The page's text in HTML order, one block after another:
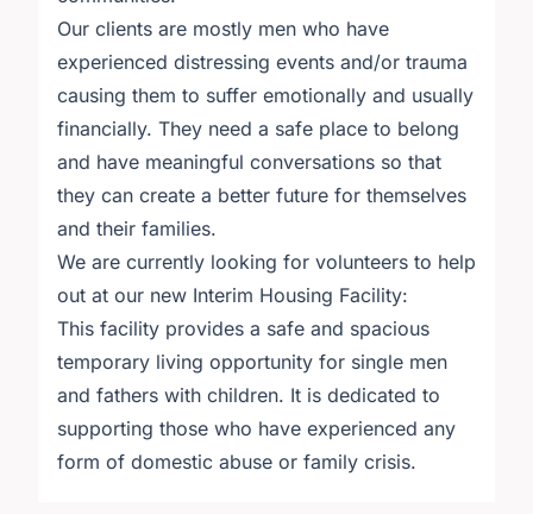
Our clients are mostly men who have
experienced distressing events and/or trauma
causing them to suffer emotionally and usually
financially. They need a safe place to belong
and have meaningful conversations so that
they can create a better future for themselves
and their families.
We are currently looking for volunteers to help
out at our new Interim Housing Facility:
This facility provides a safe and spacious
temporary living opportunity for single men
and fathers with children. It is dedicated to
supporting those who have experienced any
form of domestic abuse or family crisis.